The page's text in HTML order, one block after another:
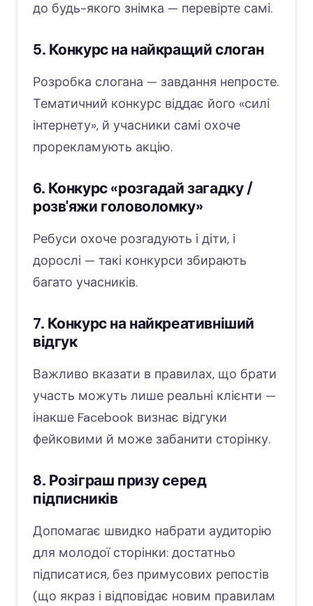
до будь-якого знімка — перевірте самі.
5. Конкурс на найкращий слоган
Розробка слогана — завдання непросте.
Тематичний конкурс віддає його «силі
інтернету», й учасники самі охоче
прорекламують акцію.
6. Конкурс «розгадай загадку /
розв'яжи головоломку»
Ребуси охоче розгадують і діти, і
дорослі — такі конкурси збирають
багато учасників.
7. Конкурс на найкреативніший
відгук
Важливо вказати в правилах, що брати
участь можуть лише реальні клієнти —
інакше Facebook визнає відгуки
фейковими й може забанити сторінку.
8. Розіграш призу серед
підписників
Допомагає швидко набрати аудиторію
для молодої сторінки: достатньо
підписатися, без примусових репостів
(що якраз і відповідає новим правилам